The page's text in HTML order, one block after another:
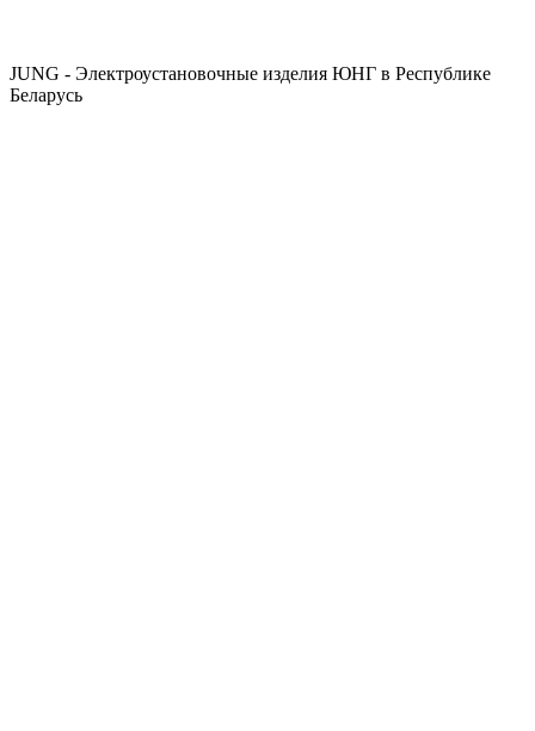
JUNG - Электроустановочные изделия ЮНГ в Республике
Беларусь